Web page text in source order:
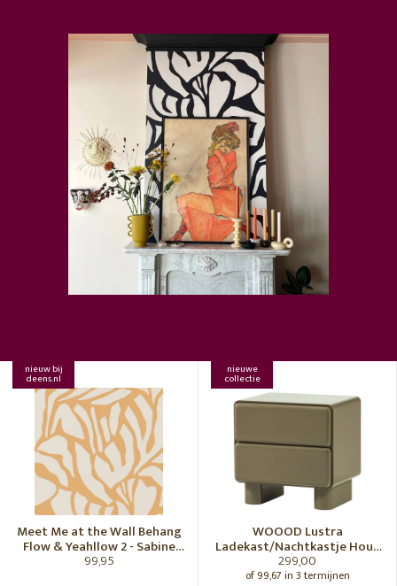
nieuw bij
deens.nl
Meet Me at the Wall Behang
Flow & Yeahllow 2 - Sabine
van Vessem
99,95
nieuwe
collectie
WOOOD Lustra
Ladekast/Nachtkastje Hout
Hoogglans Groen [Fsc]
299,00
of 99,67 in 3 termijnen